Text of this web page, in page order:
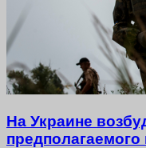
На Украине